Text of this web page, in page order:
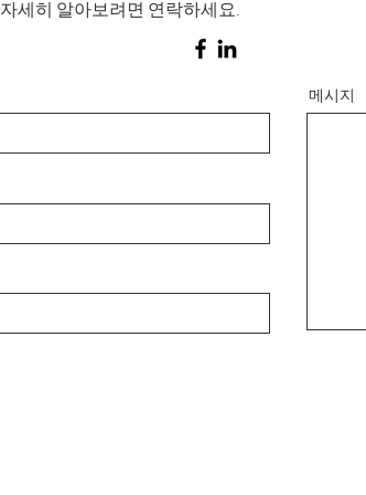
자세히 알아보려면 연락하세요.
메시지